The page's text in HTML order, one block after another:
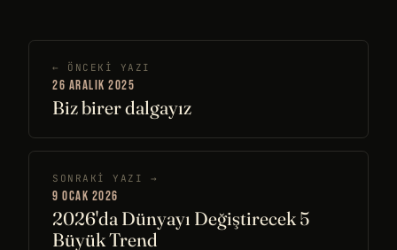
← ÖNCEKI YAZI
26 ARALIK 2025
Biz birer dalgayız
SONRAKI YAZI →
9 OCAK 2026
2026'da Dünyayı Değiştirecek 5
Büyük Trend